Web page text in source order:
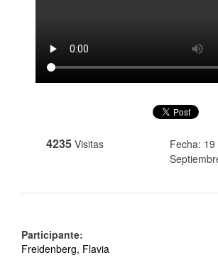
4235 Visitas
Fecha: 19
Participante:
Freidenberg, Flavia